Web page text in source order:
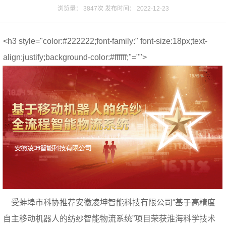
浏览量： 3847次 发布时间： 2022-12-23
<h3 style="color:#222222;font-family:" font-size:18px;text-
align:justify;background-color:#ffffff;"="">
受蚌埠市科协推荐安徽凌坤智能科技有限公司“基于高精度
自主移动机器人的纺纱智能物流系统”项目荣获淮海科学技术